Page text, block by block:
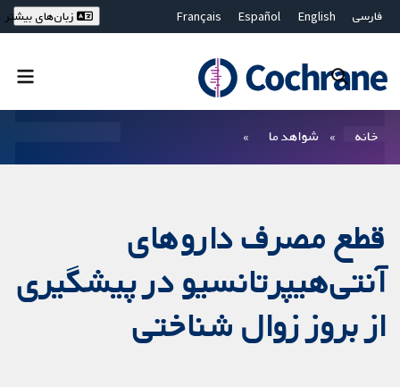
فارسی English
Español
Français
Bahasa Malaysia
ไทย
繁體中文
زبان‌های بیشتر
خانه شواهد ما
قطع مصرف داروهای
آنتی‌هیپرتانسیو در پیشگیری
از بروز زوال شناختی